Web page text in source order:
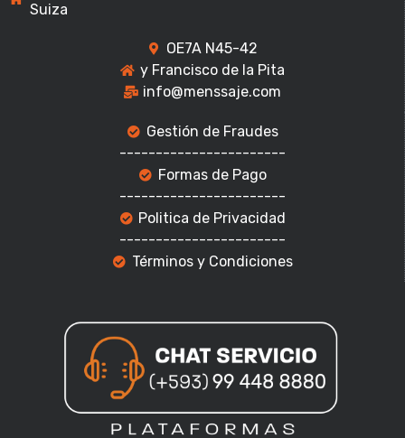
Suiza
OE7A N45-42
y Francisco de la Pita
info@menssaje.com
Gestión de Fraudes
-----------------------
Formas de Pago
-----------------------
Politica de Privacidad
-----------------------
Términos y Condiciones